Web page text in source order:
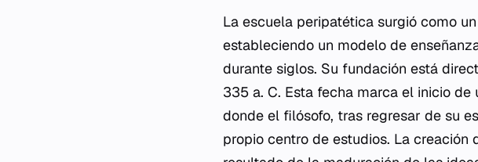
La escuela peripatética surgió como
estableciendo un modelo de
durante siglos. Su fundación está
335 a. C. Esta fecha marca el inicio
donde el filósofo, tras regresar de su
propio centro de estudios. La creación